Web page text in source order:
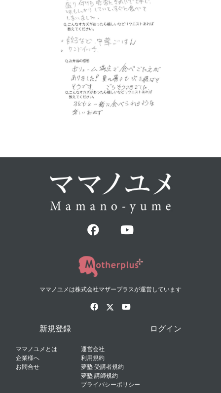
ママノユメは株式会社マザープラスが運営しています
新規登録 ログイン
ママノユメとは
企業様へ
お問合せ
運営会社
利用規約
夢塾 受講者規約
夢塾 講師規約
プライバシーポリシー